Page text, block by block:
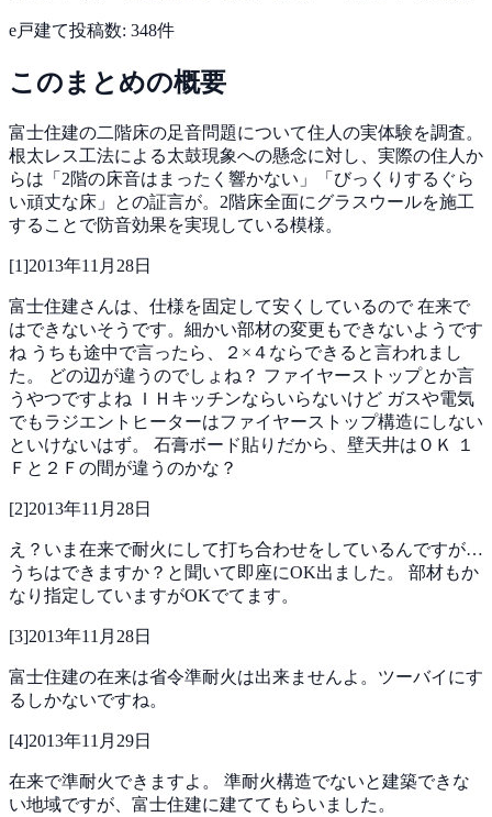
e戸建て投稿数: 348件
このまとめの概要
富士住建の二階床の足音問題について住人の実体験を調査。
根太レス工法による太鼓現象への懸念に対し、実際の住人か
らは「2階の床音はまったく響かない」「びっくりするぐら
い頑丈な床」との証言が。2階床全面にグラスウールを施工
することで防音効果を実現している模様。
[1]2013年11月28日
富士住建さんは、仕様を固定して安くしているので在来で
はできないそうです。細かい部材の変更もできないようです
ね うちも途中で言ったら、２×４ならできると言われまし
た。
どの辺が違うのでしょね？ ファイヤーストップとか言
うやつですよね
ＩＨキッチンならいらないけど ガスや電気
でもラジエントヒーターはファイヤーストップ構造にしない
といけないはず。 石膏ボード貼りだから、壁天井はＯＫ
１
Ｆと２Ｆの間が違うのかな？
[2]2013年11月28日
え？いま在来で耐火にして打ち合わせをしているんですが…
うちはできますか？と聞いて即座にOK出ました。 部材もか
なり指定していますがOKでてます。
[3]2013年11月28日
富士住建の在来は省令準耐火は出来ませんよ。ツーバイにす
るしかないですね。
[4]2013年11月29日
在来で準耐火できますよ。 準耐火構造でないと建築できな
い地域ですが、富士住建に建ててもらいました。